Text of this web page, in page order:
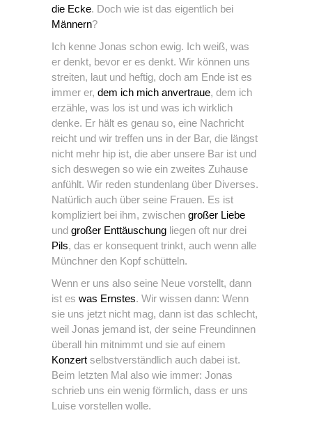
die Ecke. Doch wie ist das eigentlich bei
Männern?
Ich kenne Jonas schon ewig. Ich weiß, was
er denkt, bevor er es denkt. Wir können uns
streiten, laut und heftig, doch am Ende ist es
immer er, dem ich mich anvertraue, dem ich
erzähle, was los ist und was ich wirklich
denke. Er hält es genau so, eine Nachricht
reicht und wir treffen uns in der Bar, die längst
nicht mehr hip ist, die aber unsere Bar ist und
sich deswegen so wie ein zweites Zuhause
anfühlt. Wir reden stundenlang über Diverses.
Natürlich auch über seine Frauen. Es ist
kompliziert bei ihm, zwischen großer Liebe
und großer Enttäuschung liegen oft nur drei
Pils, das er konsequent trinkt, auch wenn alle
Münchner den Kopf schütteln.
Wenn er uns also seine Neue vorstellt, dann
ist es was Ernstes. Wir wissen dann: Wenn
sie uns jetzt nicht mag, dann ist das schlecht,
weil Jonas jemand ist, der seine Freundinnen
überall hin mitnimmt und sie auf einem
Konzert selbstverständlich auch dabei ist.
Beim letzten Mal also wie immer: Jonas
schrieb uns ein wenig förmlich, dass er uns
Luise vorstellen wolle.